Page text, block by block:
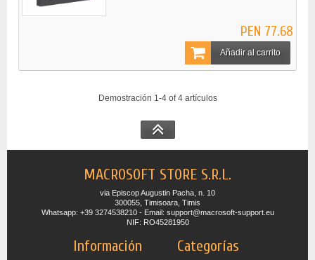
PEN 77.68
Añadir al carrito
Demostración 1-4 of 4 artículos
MACROSOFT STORE S.R.L.
via Episcop Augustin Pacha, n. 10
300055, Timisoara, Timis
Whatsapp: +39 3274538210 - Email: support@macrosoft-support.eu
NIF: RO45281950
Información Categorías